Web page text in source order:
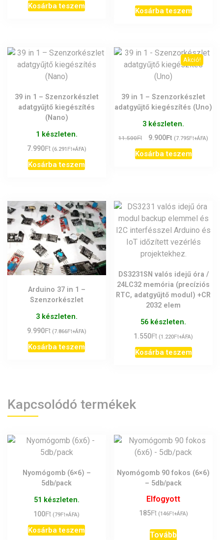
Kosárba teszem
Kosárba teszem
39 in 1 – Szenzorkészlet
adatgyűjtő kiegészítés
(Nano)
1 készleten.
7.990Ft (6.291 Ft+ÁFA)
Kosárba teszem
Akció!
39 in 1 – Szenzorkészlet
adatgyűjtő kiegészítés (Uno)
3 készleten.
11.500Ft
Original
price
was:
9.900Ft Current
price
is:
(7.795Ft+ÁFA)
Kosárba teszem
Arduino 37 in 1 –
Szenzorkészlet
3 készleten.
9.990Ft (7.866Ft+ÁFA)
Kosárba teszem
DS3231SN valós idejű óra /
24LC32 memória (precíziós
RTC, adatgyűjtő modul) +CR
2032 elem
56 készleten.
1.550Ft (1.220Ft+ÁFA)
Kosárba teszem
Kapcsolódó termékek
Nyomógomb (6×6) –
5db/pack
51 készleten.
100Ft (79Ft+ÁFA)
Kosárba teszem
Nyomógomb 90 fokos (6×6)
– 5db/pack
Elfogyott
185Ft (146Ft+ÁFA)
Tovább